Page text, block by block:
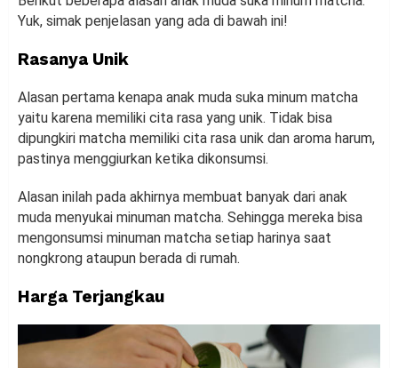
Yuk, simak penjelasan yang ada di bawah ini!
Rasanya Unik
Alasan pertama kenapa anak muda suka minum matcha
yaitu karena memiliki cita rasa yang unik. Tidak bisa
dipungkiri matcha memiliki cita rasa unik dan aroma harum,
pastinya menggiurkan ketika dikonsumsi.
Alasan inilah pada akhirnya membuat banyak dari anak
muda menyukai minuman matcha. Sehingga mereka bisa
mengonsumsi minuman matcha setiap harinya saat
nongkrong ataupun berada di rumah.
Harga Terjangkau